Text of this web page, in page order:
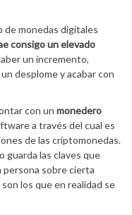
monedas digitales
consigo un elevado
un incremento,
desplome y acabar con
con un monedero
a través del cual es
de las criptomonedas.
guarda las claves que
persona sobre cierta
los que en realidad se